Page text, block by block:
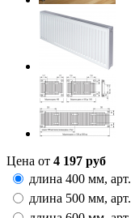
Цена от 4 197 руб
длина 400 мм, арт.
длина 500 мм, арт.